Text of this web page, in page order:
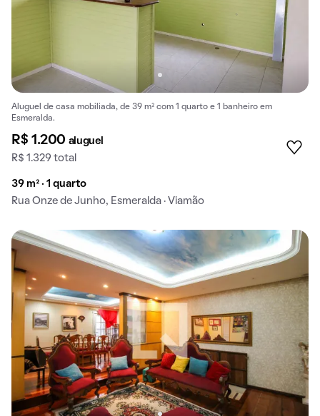
Aluguel de casa mobiliada, de 39 m² com 1 quarto e 1 banheiro em
Esmeralda.
R$ 1.200 aluguel
R$ 1.329 total
39 m² · 1 quarto
Rua Onze de Junho, Esmeralda · Viamão